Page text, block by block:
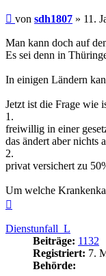
Beitrag
von sdh1807 » 11.
Man kann doch auf
Es sei denn in
In einigen Ländern
Jetzt ist die Frage wie
1.
freiwillig in einer
das ändert aber nichts
2.
privat versichert zu
Um welche
Dienstunfall_L
Beiträge: 1132
Registriert: 7.
Behörde: